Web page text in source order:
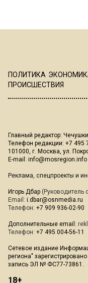
ПОЛИТИКА
ПРОИСШЕСТВИЯ
Главный редактор:
Телефон редакции: +7 495
101000, г. Москва, ул.
E-mail: info@mosregion.info
Реклама, спецпроекты и
Игорь Дбар (Руководитель
Email: i.dbar@osnmedia.ru
Телефон: +7 909 936-02-90
Дополнительные email:
Телефон: +7 495 004-56-11
Сетевое издание
региона"
запись ЭЛ № ФС77-73861.
18+